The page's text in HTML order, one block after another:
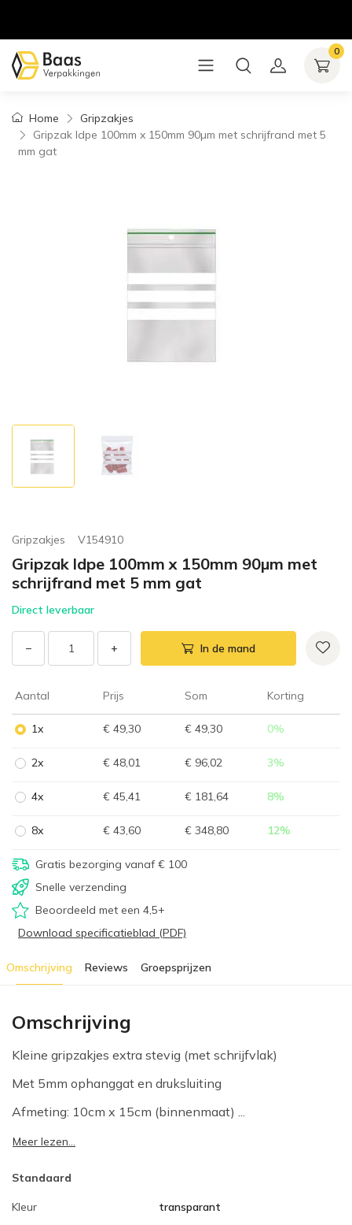
0
Home
Gripzakjes
Gripzak ldpe 100mm x 150mm 90µm met schrijfrand met 5
mm gat
Gripzakjes V154910
Gripzak ldpe 100mm x 150mm 90µm met
schrijfrand met 5 mm gat
Direct leverbaar
− + In de mand
Aantal Prijs Som Korting
1x € 49,30 € 49,30 0%
2x € 48,01 € 96,02 3%
4x € 45,41 € 181,64 8%
8x € 43,60 € 348,80 12%
Gratis bezorging vanaf € 100
Snelle verzending
Beoordeeld met een 4,5+
Download specificatieblad (PDF)
Omschrijving Reviews Groepsprijzen
Omschrijving
Kleine gripzakjes extra stevig (met schrijfvlak)
Met 5mm ophanggat en druksluiting
Afmeting: 10cm x 15cm (binnenmaat) ...
Meer lezen...
Standaard
Kleur transparant